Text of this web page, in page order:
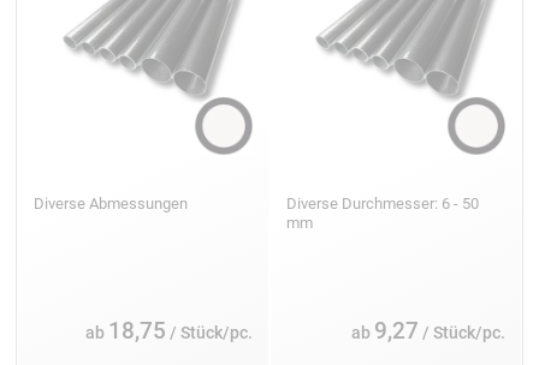
Diverse Abmessungen
ab 18,75 / Stück/pc.
Diverse Durchmesser: 6 - 50
mm
ab 9,27 / Stück/pc.